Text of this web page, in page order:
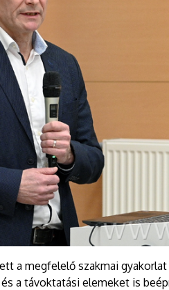
a megfelelő szakmai
a távoktatási elemeket is